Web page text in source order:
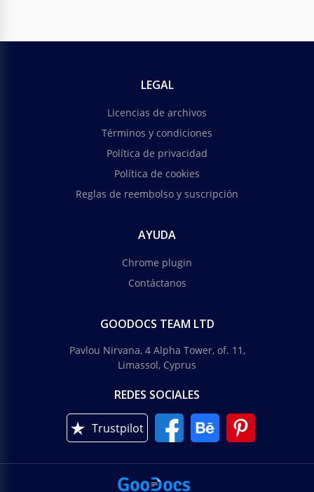
LEGAL
Licencias de archivos
Términos y condiciones
Política de privacidad
Política de cookies
Reglas de reembolso y suscripción
AYUDA
Chrome plugin
Contáctanos
GOODOCS TEAM LTD
Pavlou Nirvana, 4 Alpha Tower, of. 11,
Limassol, Cyprus
REDES SOCIALES
Trustpilot